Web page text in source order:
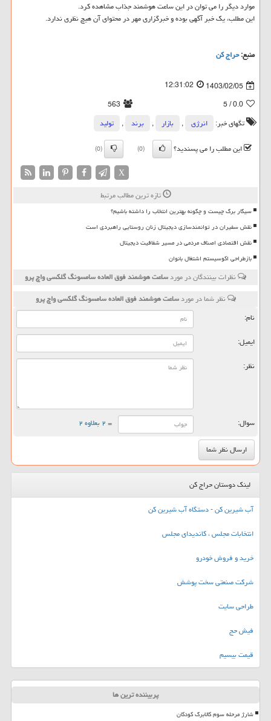
موارد دیگر را می توان در این ساعت هوشمند جذاب مشاهده کرد.
این مطلب، یک خبر آگهی بوده و خبرگزاری مهر در محتوای آن هیچ نظری ندارد.
منبع:حراج كن
1403/02/05
12:31:02
0.0
/ 5
563
تگهای خبر:
انرژی , بازار , برند ,
تولید
این مطلب را می پسندید؟
(0)
(0)
X
تازه ترین مطالب مرتبط
سیگار برگ چیست و چگونه بهترین انتخاب را داشته باشیم؟
نقش سفیران در توانمندسازی دیجیتال زنان روستایی راهبردی است
نقش اقتصادی اصناف مردمی در مسیر شفافیت دیجیتال
بازطراحی اکوسیستم اشتغال بانوان
نظرات بینندگان در موردساعت هوشمند فوق العاده سامسونگ گلکسی واچ پرو
نظر شما در موردساعت هوشمند فوق العاده سامسونگ گلکسی واچ پرو
نام:
ایمیل:
نظر:
سوال: = ۲ بعلاوه ۲
لینک دوستان حراج کن
آب شیرین کن - دستگاه آب شیرین کن
انتخابات مجلس ، کاندیدای مجلس
خرید و فروش خودرو
شرکت صنعتی سخت پوشش
طراحی سایت
فیش حج
قیمت بیسیم
پربیننده ترین ها
شارژ مرحله سوم کالابرگ کودکان